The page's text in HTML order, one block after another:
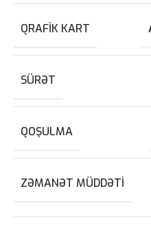
QRAFIK KART
SÜRƏT
QOŞULMA
ZƏMANƏT MÜDDƏTI